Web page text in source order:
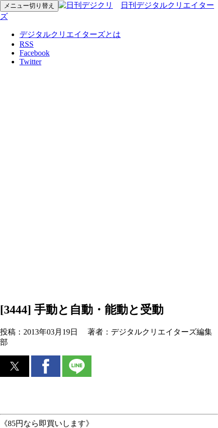
メニュー切り替え
日刊デジタルクリエイター
ズ
デジタルクリエイターズとは
RSS
Facebook
Twitter
[3444] 手動と自動・能動と受動
投稿： 2013年03月19日 著者： デジタルクリエイターズ編集
部
《85円なら即買いします》